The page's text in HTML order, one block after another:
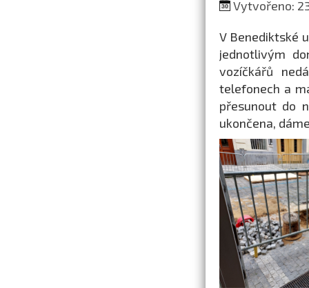
Vytvořeno:
V Benediktské
jednotlivým
vozíčkářů
telefonech a
přesunout do
ukončena,